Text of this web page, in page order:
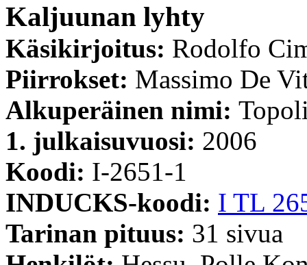
Kaljuunan lyhty
Käsikirjoitus: Rodolfo
Piirrokset: Massimo De
Alkuperäinen nimi:
1. julkaisuvuosi: 2006
Koodi: I-2651-1
INDUCKS-koodi: I TL
Tarinan pituus: 31 sivua